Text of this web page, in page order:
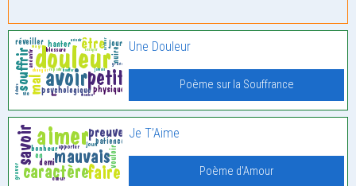
Une Douleur
Poème sur la Souffrance
Je T’Aime
Poème d'Amour